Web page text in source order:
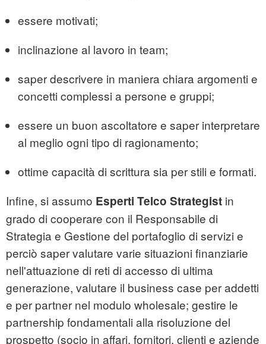
essere motivati;
inclinazione al lavoro in team;
saper descrivere in maniera chiara argomenti e
concetti complessi a persone e gruppi;
essere un buon ascoltatore e saper interpretare
al meglio ogni tipo di ragionamento;
ottime capacità di scrittura sia per stili e formati.
Infine, si assumo Esperti Telco Strategist in
grado di cooperare con il Responsabile di
Strategia e Gestione del portafoglio di servizi e
perciò saper valutare varie situazioni finanziarie
nell'attuazione di reti di accesso di ultima
generazione, valutare il business case per addetti
e per partner nel modulo wholesale; gestire le
partnership fondamentali alla risoluzione del
prospetto (socio in affari, fornitori, clienti e aziende